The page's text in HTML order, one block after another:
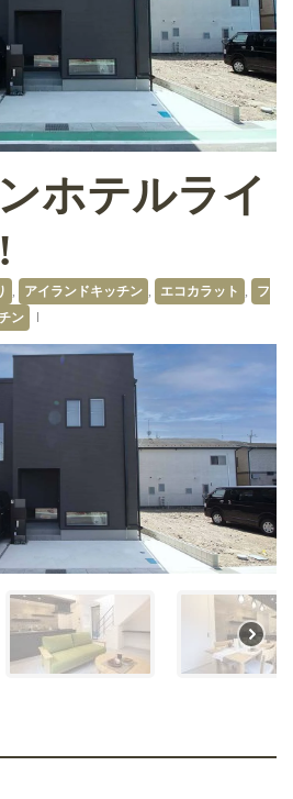
ホテルライ
, アイランドキッチン , エコカラット ,
フ
ン